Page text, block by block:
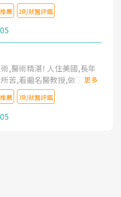
薦 2則就醫評鑑
,醫術精湛! 人住美國,長年
苦,看遍名醫教授,做了各種
醫針灸及物理徒手治療都
止痛藥都效果有限,只是壓
失眠嚴重影響生活品質.
育才主任是頸頭症候群專
更多
薦 7則就醫評鑑